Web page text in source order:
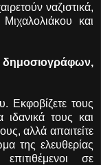
ναζιστικά,
και
δημοσιογράφων,
Εκφοβίζετε τους
τους και
αλλά απαιτείτε
της ελευθερίας
σε